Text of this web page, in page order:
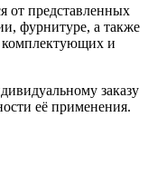
от представленных
фурнитуре, а также
комплектующих и
заказу
её применения.